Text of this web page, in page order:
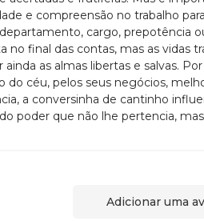
e compreensão no trabalho
cargo, prepotência
no final das contas, mas as vidas
ainda as almas libertas e salvas.
do céu, pelos seus negócios,
a conversinha de cantinho
poder que não lhe pertencia,
Adicionar uma